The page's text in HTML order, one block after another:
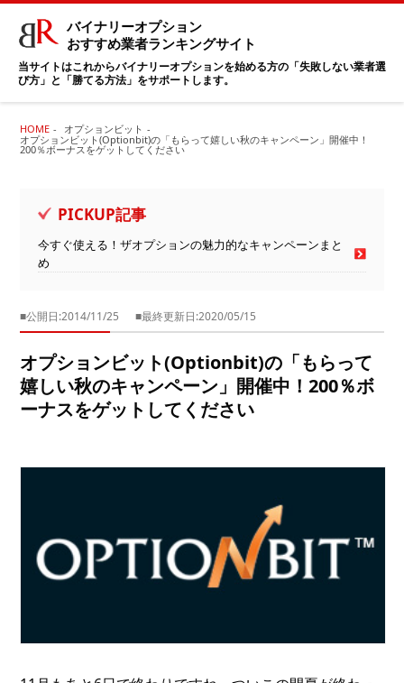
バイナリーオプション
おすすめ業者ランキングサイト
当サイトはこれからバイナリーオプションを始める方の「失敗しない業者選
び方」と「勝てる方法」をサポートします。
HOME
オプションビット
オプションビット(Optionbit)の「もらって嬉しい秋のキャンペーン」開催中！
200％ボーナスをゲットしてください
PICKUP記事
今すぐ使える！ザオプションの魅力的なキャンペーンまと
め
■公開日:2014/11/25 ■最終更新日:2020/05/15
オプションビット(Optionbit)の「もらって
嬉しい秋のキャンペーン」開催中！200％ボ
ーナスをゲットしてください